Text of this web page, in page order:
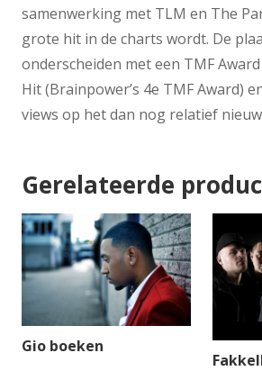
samenwerking met TLM en The
grote hit in de charts wordt. De
onderscheiden met een TMF
Hit (Brainpower’s 4e TMF Award)
views op het dan nog relatief
Gerelateerde
Gio boeken